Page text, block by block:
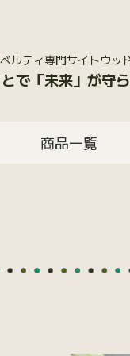
ルティ専門サイトウッ
で「未来」が守
商品一覧